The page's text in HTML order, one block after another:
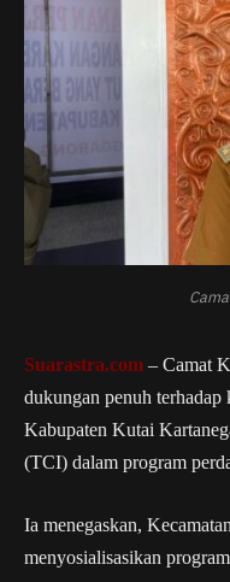
Suarastra.com – Camat
dukungan penuh terhadap
Kabupaten Kutai
(TCI) dalam program
Ia menegaskan,
menyosialisasikan